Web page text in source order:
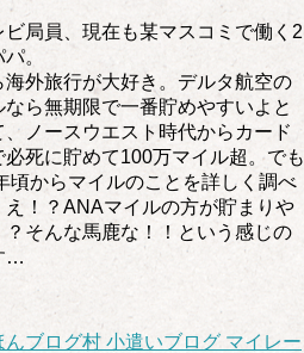
ビ局員、現在も某マスコミで働く2
。
海外旅行が大好き。デルタ航空の
なら無期限で一番貯めやすいよと
、ノースウエスト時代からカード
必死に貯めて100万マイル超。でも
頃からマイルのことを詳しく調べ
え！？ANAマイルの方が貯まりや
？そんな馬鹿な！！という感じの
…